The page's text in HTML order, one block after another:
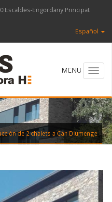
Escaldes-Engordany Principat
Español
de 2 chalets a Can Diumenge